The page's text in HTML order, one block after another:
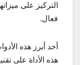
التركيز على
فعال.
هذه الأداة على